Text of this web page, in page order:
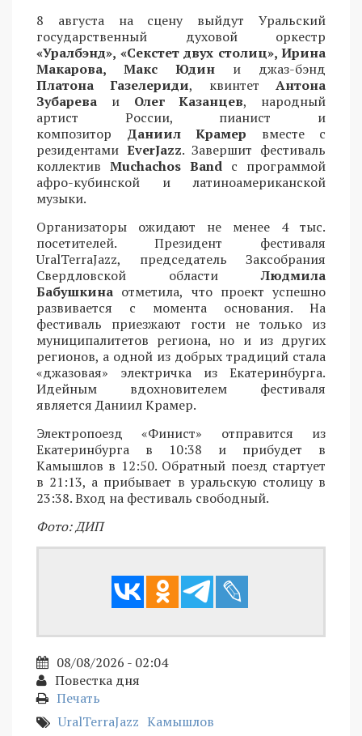
8 августа на сцену выйдут Уральский
государственный духовой оркестр
«Уралбэнд», «Секстет двух столиц», Ирина
Макарова, Макс Юдин и джаз-бэнд
Платона Газелериди, квинтетАнтона
Зубарева и Олег Казанцев, народный
артист России, пианист и
композитор Даниил Крамер вместе с
резидентами EverJazz. Завершит фестиваль
коллектив Muchachos Band с программой
афро-кубинской и латиноамериканской
музыки.
Организаторы ожидают не менее 4 тыс.
посетителей. Президент фестиваля
UralTerraJazz, председатель Заксобрания
Свердловской областиЛюдмила
Бабушкина отметила, что проект успешно
развивается с момента основания. На
фестиваль приезжают гости не только из
муниципалитетов региона, но и из других
регионов, а одной из добрых традиций стала
«джазовая» электричка из Екатеринбурга.
Идейным вдохновителем фестиваля
является Даниил Крамер.
Электропоезд «Финист» отправится из
Екатеринбурга в 10:38 и прибудет в
Камышлов в 12:50. Обратный поезд стартует
в 21:13, а прибывает в уральскую столицу в
23:38. Вход на фестиваль свободный.
Фото: ДИП
08/08/2026 - 02:04
Повестка дня
Печать
UralTerraJazz Камышлов